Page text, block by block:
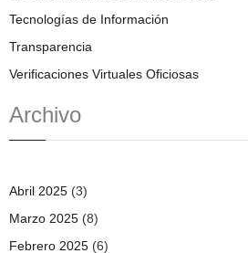
Tecnologías de Información
Transparencia
Verificaciones Virtuales Oficiosas
Archivo
Abril 2025 (3)
Marzo 2025 (8)
Febrero 2025 (6)